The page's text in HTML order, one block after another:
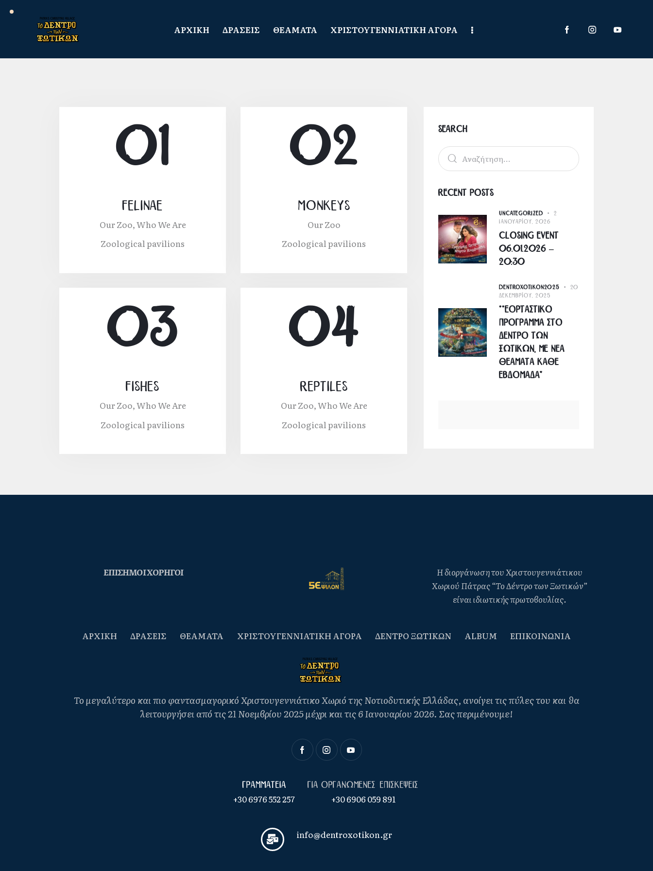
ΑΡΧΙΚΗ ΔΡΑΣΕΙΣ ΘΕΑΜΑΤΑ ΧΡΙΣΤΟΥΓΕΝΝΙΑΤΙΚΗ ΑΓΟΡΑ
01
Felinae
Our Zoo,Who We Are
Zoological pavilions
02
Monkeys
Our Zoo
Zoological pavilions
03
Fishes
Our Zoo,Who We Are
Zoological pavilions
04
Reptiles
Our Zoo,Who We Are
Zoological pavilions
Search
Recent Posts
UNCATEGORIZED
2
Ιανουαρίου, 2026
Closing Event
06.01.2026 –
20:30
DENTROXOTIKON2025
20
Δεκεμβρίου, 2025
**Εορταστικο
Προγραμμα στο
Δεντρο των
Ξωτικων, με νεα
θεαματα καθε
εβδομαδα”
ΕΠΙΣΗΜΟΙ ΧΟΡΗΓΟΙ
Η διοργάνωση του Χριστουγεννιάτικου
Χωριού Πάτρας “Το Δέντρο των Ξωτικών”
είναι ιδιωτικής πρωτοβουλίας.
ΑΡΧΙΚΗ ΔΡΑΣΕΙΣ ΘΕΑΜΑΤΑ ΧΡΙΣΤΟΥΓΕΝΝΙΑΤΙΚΗ ΑΓΟΡΑ ΔΕΝΤΡΟ ΞΩΤΙΚΩΝ ALBUM ΕΠΙΚΟΙΝΩΝΙΑ
Το μεγαλύτερο και πιο φαντασμαγορικό Χριστουγεννιάτικο Χωριό της Νοτιοδυτικής Ελλάδας, ανοίγει τις πύλες του και θα
λειτουργήσει από τις 21 Νοεμβρίου 2025 μέχρι και τις 6 Ιανουαρίου 2026. Σας περιμένουμε!
Γραμματεια
+30 6976 552 257
Για οργανωμενες επισκεψεις
+30 6906 059 891
info@dentroxotikon.gr